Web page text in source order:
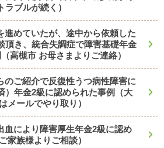
ブルが続く）
進めていたが、途中から依頼した
頂き、統合失調症で障害基礎年金
高槻市 お母さまよりご連絡）
のご紹介で反復性うつ病性障害に
）年金2級に認められた事例（大
メールでやり取り）
血により障害厚生年金2級に認め
家族様よりご相談）